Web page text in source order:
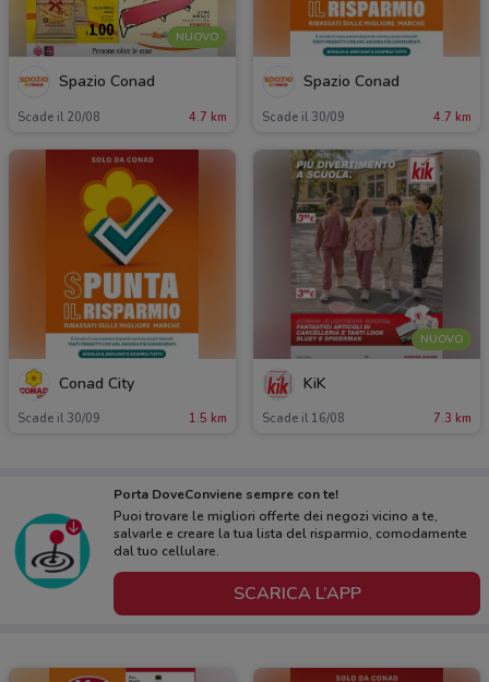
NUOVO
Spazio Conad
Scade il 20/08 4.7 km
Spazio Conad
Scade il 30/09 4.7 km
Conad City
Scade il 30/09 1.5 km
NUOVO
KiK
Scade il 16/08 7.3 km
Porta DoveConviene sempre con te!
Puoi trovare le migliori offerte dei negozi vicino a te,
salvarle e creare la tua lista del risparmio, comodamente
dal tuo cellulare.
SCARICA L’APP